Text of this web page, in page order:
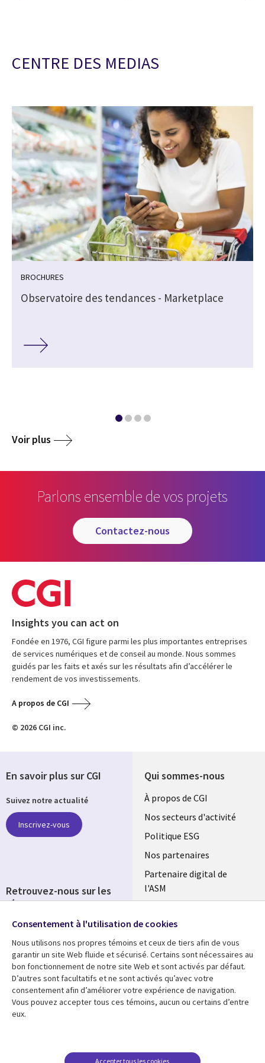
CENTRE DES MEDIAS
BROCHURES
Observatoire des tendances - Marketplace
Voir plus
Parlons ensemble de vos projets
contactez-nous
Insights you can act on
Fondée en 1976, CGI figure parmi les plus importantes entreprises
de services numériques et de conseil au monde. Nous sommes
guidés par les faits et axés sur les résultats afin d’accélérer le
rendement de vos investissements.
A propos de CGI
© 2026 CGI inc.
Qui sommes-nous
Useful
links
FRANCE
À propos de CGI
Nos secteurs d'activité
Politique ESG
Nos partenaires
Partenaire digital de
l'ASM
Fusions
Ressources
Library
Links
Articles
Blog
Support
Legal
Accessibilité
conditions juridiques
En savoir plus sur CGI
Suivez notre actualité
Inscrivez-vous
Retrouvez-nous sur les
réseaux
Social
Media
FRANCE
Consentement à l'utilisation de cookies
Nous utilisons nos propres témoins et ceux de tiers afin de vous
garantir un site Web fluide et sécurisé. Certains sont nécessaires au
bon fonctionnement de notre site Web et sont activés par défaut.
D’autres sont facultatifs et ne sont activés qu’avec votre
consentement afin d’améliorer votre expérience de navigation.
Vous pouvez accepter tous ces témoins, aucun ou certains d’entre
eux.
Accepter tous les cookies